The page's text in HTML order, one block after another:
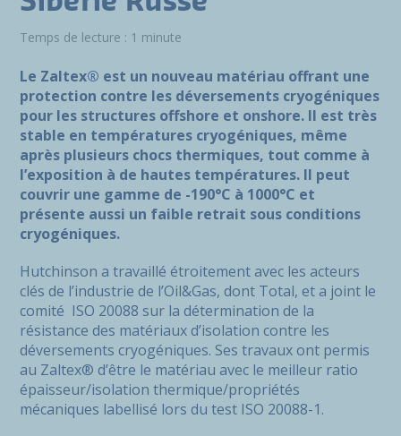
Temps de lecture : 1 minute
Le Zaltex® est un nouveau matériau offrant une
protection contre les déversements cryogéniques
pour les structures offshore et onshore. Il est très
stable en températures cryogéniques, même
après plusieurs chocs thermiques, tout comme à
l’exposition à de hautes températures. Il peut
couvrir une gamme de -190°C à 1000°C et
présente aussi un faible retrait sous conditions
cryogéniques.
Hutchinson a travaillé étroitement avec les acteurs
clés de l’industrie de l’Oil&Gas, dont Total, et a joint le
comité ISO 20088 sur la détermination de la
résistance des matériaux d’isolation contre les
déversements cryogéniques. Ses travaux ont permis
au Zaltex® d’être le matériau avec le meilleur ratio
épaisseur/isolation thermique/propriétés
mécaniques labellisé lors du test ISO 20088-1.